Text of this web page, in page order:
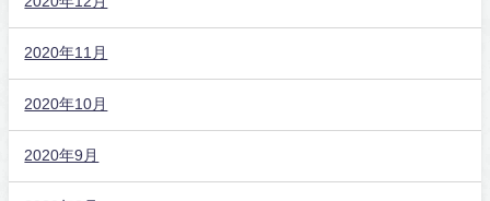
2020年11月
2020年10月
2020年9月